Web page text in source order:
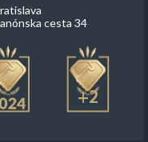
cesta 34
+2